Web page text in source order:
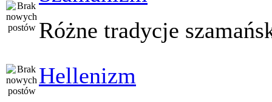
Różne tradycje
Hellenizm